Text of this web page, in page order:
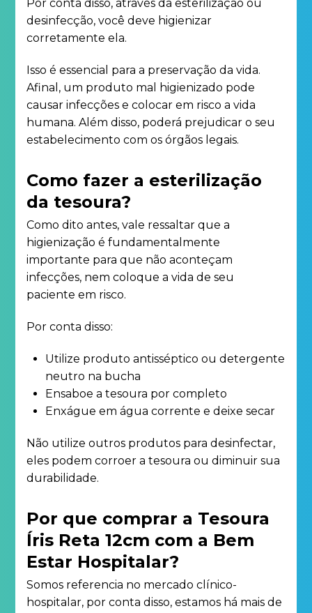
Por conta disso, através da esterilização ou
desinfecção, você deve higienizar
corretamente ela.
Isso é essencial para a preservação da vida.
Afinal, um produto mal higienizado pode
causar infecções e colocar em risco a vida
humana. Além disso, poderá prejudicar o seu
estabelecimento com os órgãos legais.
Como fazer a esterilização
da tesoura?
Como dito antes, vale ressaltar que a
higienização é fundamentalmente
importante para que não aconteçam
infecções, nem coloque a vida de seu
paciente em risco.
Por conta disso:
Utilize produto antisséptico ou detergente
neutro na bucha
Ensaboe a tesoura por completo
Enxágue em água corrente e deixe secar
Não utilize outros produtos para desinfectar,
eles podem corroer a tesoura ou diminuir sua
durabilidade.
Por que comprar a Tesoura
Íris Reta 12cm com a Bem
Estar Hospitalar?
Somos referencia no mercado clínico-
hospitalar, por conta disso, estamos há mais de